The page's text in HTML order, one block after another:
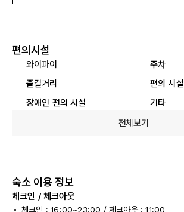
편의시설
와이파이
주차
즐길거리
편의 시설
장애인 편의 시설
기타
전체보기
숙소 이용 정보
체크인 / 체크아웃
체크인 : 16:00~23:00 / 체크아웃 : 11:00